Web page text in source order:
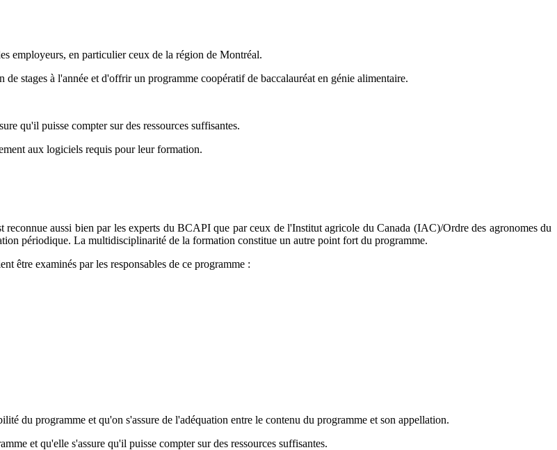
employeurs, en particulier ceux de la région de Montréal.
stages à l'année et d'offrir un programme coopératif de baccalauréat en génie alimentaire.
qu'il puisse compter sur des ressources suffisantes.
aux logiciels requis pour leur formation.
aussi bien par les experts du BCAPI que par ceux de l'Institut agricole du Canada (IAC)/Ordre des agronomes du
périodique. La multidisciplinarité de la formation constitue un autre point fort du programme.
être examinés par les responsables de ce programme :
du programme et qu'on s'assure de l'adéquation entre le contenu du programme et son appellation.
et qu'elle s'assure qu'il puisse compter sur des ressources suffisantes.